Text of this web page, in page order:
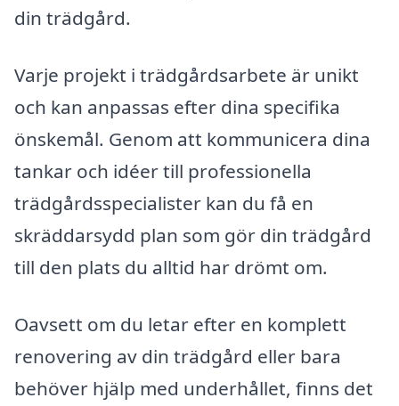
din trädgård.
Varje projekt i trädgårdsarbete är unikt
och kan anpassas efter dina specifika
önskemål. Genom att kommunicera dina
tankar och idéer till professionella
trädgårdsspecialister kan du få en
skräddarsydd plan som gör din trädgård
till den plats du alltid har drömt om.
Oavsett om du letar efter en komplett
renovering av din trädgård eller bara
behöver hjälp med underhållet, finns det